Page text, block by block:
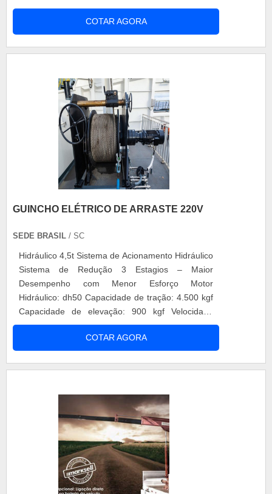
eles devem ser testados e aprovados. Aparelhos
resistentes e duradouros, essa qualidade vêm das
peças genuínas e profissionais altamente
COTAR AGORA
GUINCHO ELÉTRICO DE ARRASTE 220V
SEDE BRASIL / SC
Hidráulico 4,5t Sistema de Acionamento Hidráulico
Sistema de Redução 3 Estagios – Maior
Desempenho com Menor Esforço Motor
Hidráulico: dh50 Capacidade de tração: 4.500 kgf
Capacidade de elevação: 900 kgf Velocidade
media de enrolamento: 9,5 m/min Pressão
maxima de trabalho: 165 bar Vazão media
necessária: 45 l/min Capacidade de cabo no
COTAR AGORA